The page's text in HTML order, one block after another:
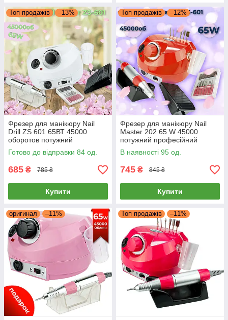
Топ продажів –13%
Фрезер для манікюру Nail
Drill ZS 601 65ВТ 45000
оборотов потужний
професійний манікюрний
фрезер
Готово до відправки 84 од.
685 ₴ 785 ₴
Купити
Топ продажів –12%
Фрезер для манікюру Nail
Master 202 65 W 45000
потужний професійний
манікюрний фрезер Nail Drill
pro zs 601
В наявності 95 од.
745 ₴ 845 ₴
Купити
оригинал –11% Топ продажів –11%